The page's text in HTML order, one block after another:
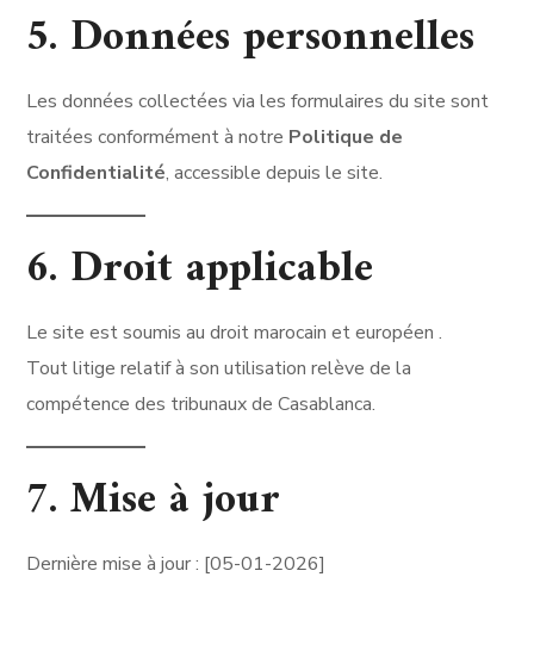
5. Données personnelles
Les données collectées via les formulaires du site sont
traitées conformément à notre Politique de
Confidentialité, accessible depuis le site.
6. Droit applicable
Le site est soumis au droit marocain et européen .
Tout litige relatif à son utilisation relève de la
compétence des tribunaux de Casablanca.
7. Mise à jour
Dernière mise à jour : [05-01-2026]